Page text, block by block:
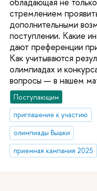
стремлением
дополнительными
поступлении. Какие
дают преференции
Как учитываются
олимпиадах и
вопросы — в нашем
Поступающим
приглашение к участию
олимпиады Вышки
приемная кампания 2025